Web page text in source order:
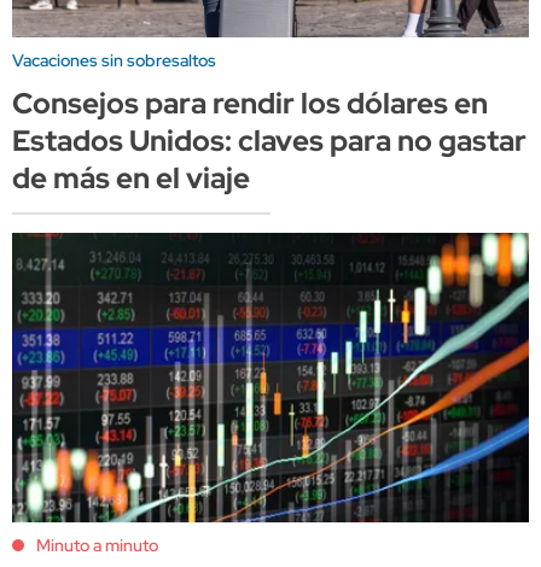
Vacaciones sin sobresaltos
Consejos para rendir los dólares en
Estados Unidos: claves para no gastar
de más en el viaje
Minuto a minuto